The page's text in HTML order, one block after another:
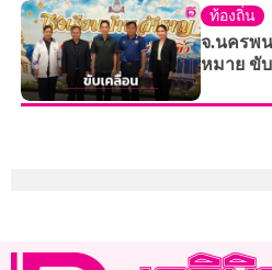
ท้องถิ่น
จ.นครพน
หมาย ขับ
พูด อ่าน
ราชดำริ